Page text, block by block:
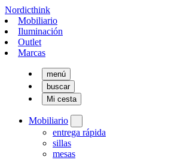
Nordicthink
Mobiliario
Iluminación
Outlet
Marcas
menú
buscar
Mi cesta
Mobiliario
entrega rápida
sillas
mesas